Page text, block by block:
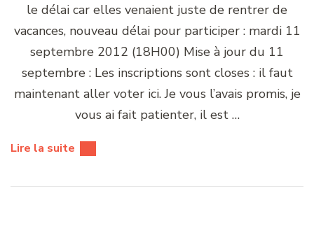
le délai car elles venaient juste de rentrer de
vacances, nouveau délai pour participer : mardi 11
septembre 2012 (18H00) Mise à jour du 11
septembre : Les inscriptions sont closes : il faut
maintenant aller voter ici. Je vous l’avais promis, je
vous ai fait patienter, il est …
Lire la suite